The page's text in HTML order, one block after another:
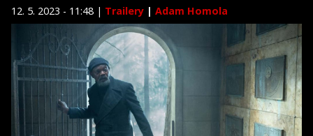
12. 5. 2023 - 11:48 | Trailery | Adam Homola